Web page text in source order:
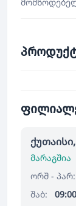
მარაგშია
ორშ - პარ:
შაბ: